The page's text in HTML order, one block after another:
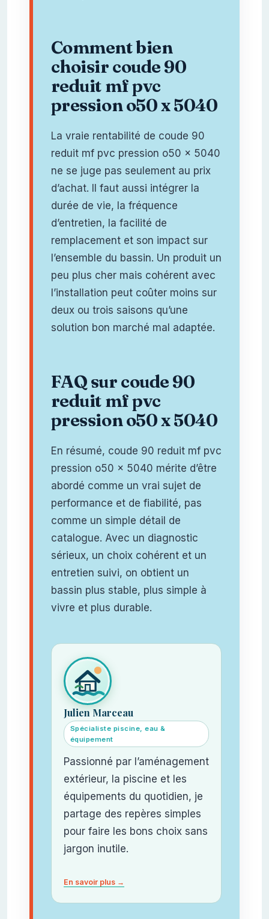
Comment bien
choisir coude 90
reduit mf pvc
pression o50 x 5040
La vraie rentabilité de coude 90
reduit mf pvc pression o50 x 5040
ne se juge pas seulement au prix
d’achat. Il faut aussi intégrer la
durée de vie, la fréquence
d’entretien, la facilité de
remplacement et son impact sur
l’ensemble du bassin. Un produit un
peu plus cher mais cohérent avec
l’installation peut coûter moins sur
deux ou trois saisons qu’une
solution bon marché mal adaptée.
FAQ sur coude 90
reduit mf pvc
pression o50 x 5040
En résumé, coude 90 reduit mf pvc
pression o50 x 5040 mérite d’être
abordé comme un vrai sujet de
performance et de fiabilité, pas
comme un simple détail de
catalogue. Avec un diagnostic
sérieux, un choix cohérent et un
entretien suivi, on obtient un
bassin plus stable, plus simple à
vivre et plus durable.
Julien Marceau
Spécialiste piscine, eau &
équipement
Passionné par l’aménagement
extérieur, la piscine et les
équipements du quotidien, je
partage des repères simples
pour faire les bons choix sans
jargon inutile.
En savoir plus →